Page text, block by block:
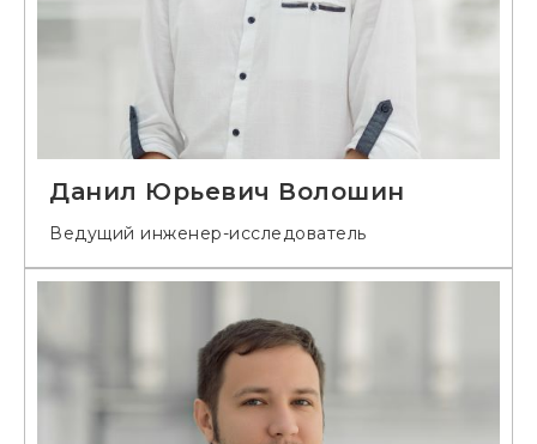
Данил Юрьевич Волошин
Ведущий инженер-исследователь